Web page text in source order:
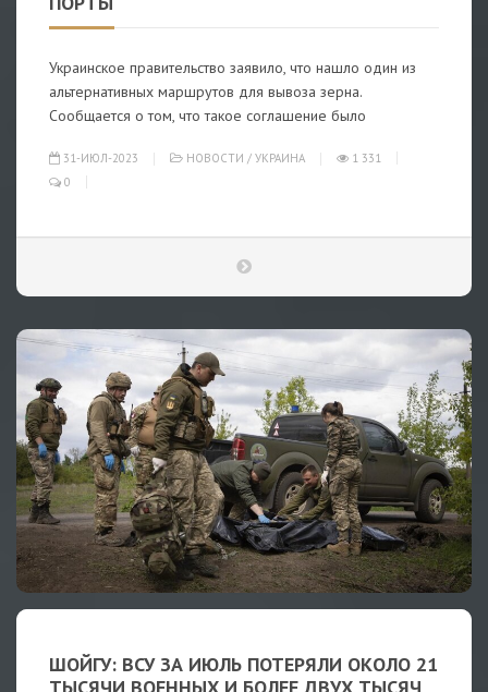
Украинское правительство заявило, что нашло один из
альтернативных маршрутов для вывоза зерна.
Сообщается о том, что такое соглашение было
31-ИЮЛ-2023 НОВОСТИ / УКРАИНА
1 331
0
ШОЙГУ: ВСУ ЗА ИЮЛЬ ПОТЕРЯЛИ ОКОЛО 21